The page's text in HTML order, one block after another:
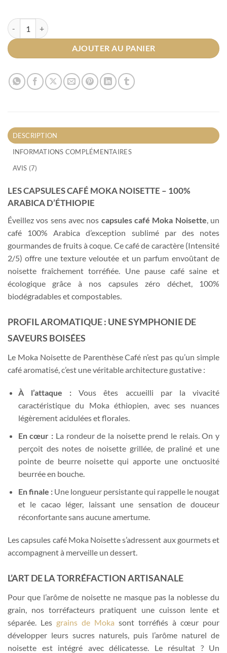
quantité de Capsules Café Moka Noisette
AJOUTER AU PANIER
DESCRIPTION
INFORMATIONS COMPLÉMENTAIRES
AVIS (7)
LES CAPSULES CAFÉ MOKA NOISETTE – 100%
ARABICA D’ÉTHIOPIE
Éveillez vos sens avec nos capsules café Moka Noisette , un
café 100% Arabica d’exception sublimé par des notes
gourmandes de fruits à coque. Ce café de caractère (Intensité
2/5) offre une texture veloutée et un parfum envoûtant de
noisette fraîchement torréfiée. Une pause café saine et
écologique grâce à nos capsules zéro déchet, 100%
biodégradables et compostables.
PROFIL AROMATIQUE : UNE SYMPHONIE DE
SAVEURS BOISÉES
Le Moka Noisette de Parenthèse Café n’est pas qu’un simple
café aromatisé, c’est une véritable architecture gustative :
À l’attaque : Vous êtes accueilli par la vivacité
caractéristique du Moka éthiopien, avec ses nuances
légèrement acidulées et florales.
En cœur : La rondeur de la noisette prend le relais. On y
perçoit des notes de noisette grillée, de praliné et une
pointe de beurre noisette qui apporte une onctuosité
beurrée en bouche.
En finale :Une longueur persistante qui rappelle le nougat
et le cacao léger, laissant une sensation de douceur
réconfortante sans aucune amertume.
Les capsules café Moka Noisette s’adressent aux gourmets et
accompagnent à merveille un dessert.
L’ART DE LA TORRÉFACTION ARTISANALE
Pour que l’arôme de noisette ne masque pas la noblesse du
grain, nos torréfacteurs pratiquent une cuisson lente et
séparée. Les grains de Moka sont torréfiés à cœur pour
développer leurs sucres naturels, puis l’arôme naturel de
noisette est intégré avec délicatesse. Le résultat ? Un